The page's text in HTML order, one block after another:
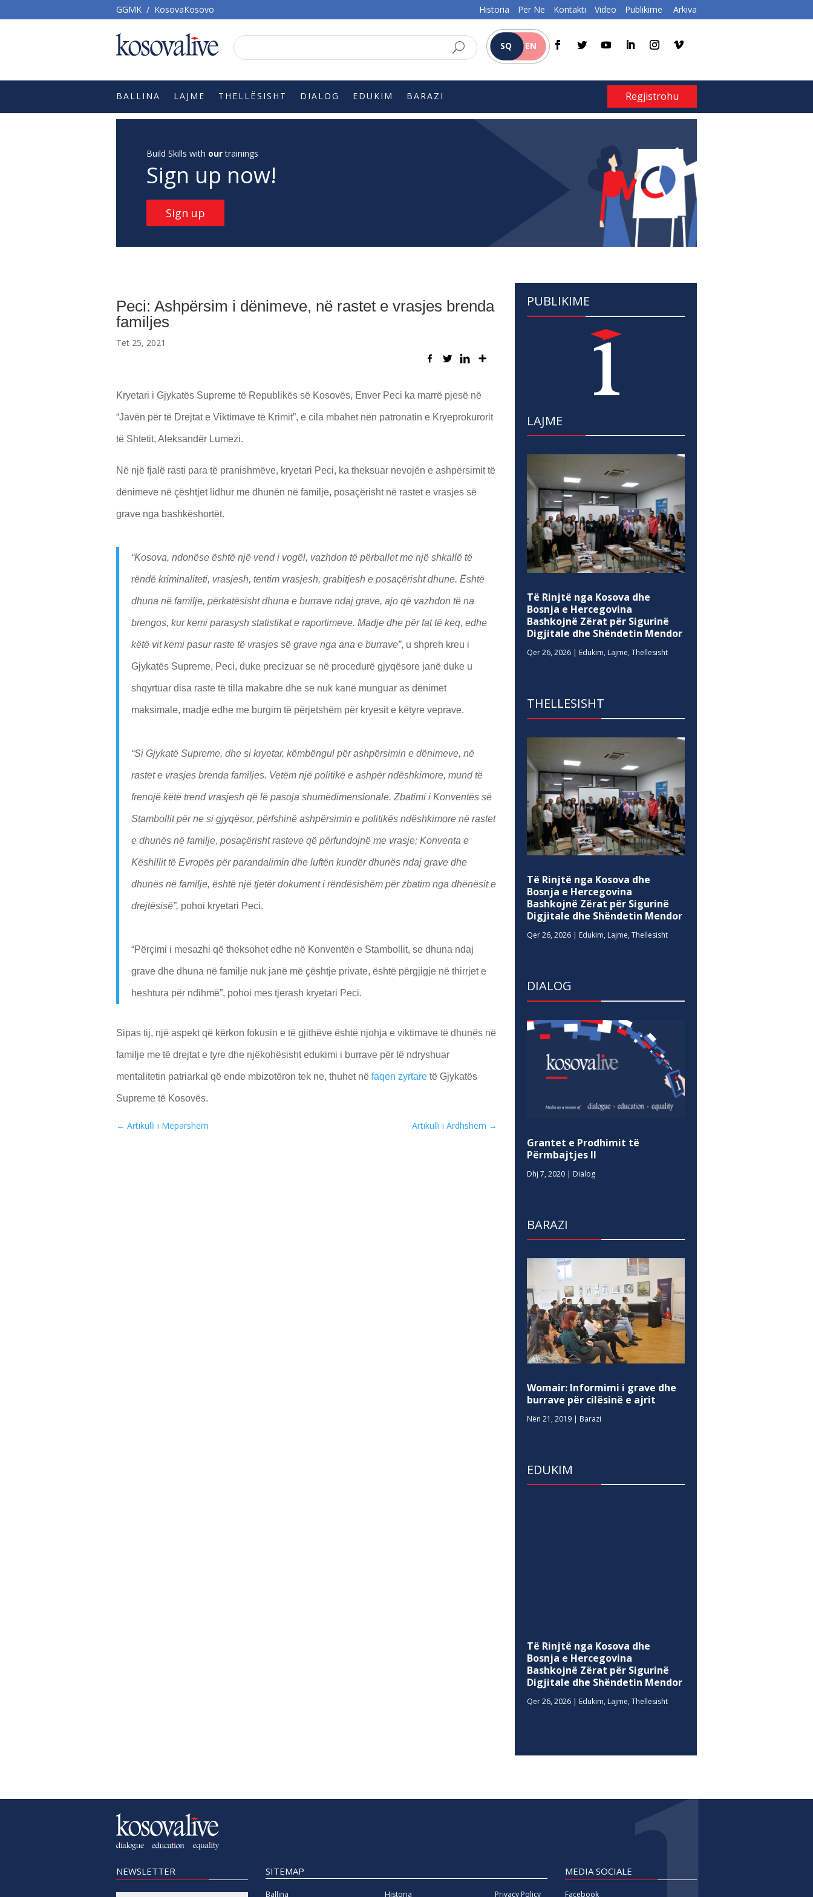
GGMK / KosovaKosovo Historia Për Ne Kontakti Video Publikime Arkiva
SQ EN
BALLINA LAJME THELLËSISHT DIALOG EDUKIM BARAZI Regjistrohu
Build Skills with ourtrainings
Sign up now!
Sign up
Peci: Ashpërsim i dënimeve, në rastet e vrasjes brenda
familjes
Tet 25, 2021
Kryetari i Gjykatës Supreme të Republikës së Kosovës, Enver Peci ka marrë pjesë në
“Javën për të Drejtat e Viktimave të Krimit”, e cila mbahet nën patronatin e Kryeprokurorit
të Shtetit, Aleksandër Lumezi.
Në një fjalë rasti para të pranishmëve, kryetari Peci, ka theksuar nevojën e ashpërsimit të
dënimeve në çështjet lidhur me dhunën në familje, posaçërisht në rastet e vrasjes së
grave nga bashkëshortët.
“Kosova, ndonëse është një vend i vogël, vazhdon të përballet me një shkallë të
rëndë kriminaliteti, vrasjesh, tentim vrasjesh, grabitjesh e posaçërisht dhune. Është
dhuna në familje, përkatësisht dhuna e burrave ndaj grave, ajo që vazhdon të na
brengos, kur kemi parasysh statistikat e raportimeve. Madje dhe për fat të keq, edhe
këtë vit kemi pasur raste të vrasjes së grave nga ana e burrave”, u shpreh kreu i
Gjykatës Supreme, Peci, duke precizuar se në procedurë gjyqësore janë duke u
shqyrtuar disa raste të tilla makabre dhe se nuk kanë munguar as dënimet
maksimale, madje edhe me burgim të përjetshëm për kryesit e këtyre veprave.
“Si Gjykatë Supreme, dhe si kryetar, këmbëngul për ashpërsimin e dënimeve, në
rastet e vrasjes brenda familjes. Vetëm një politikë e ashpër ndëshkimore, mund të
frenojë këtë trend vrasjesh që lë pasoja shumëdimensionale. Zbatimi i Konventës së
Stambollit për ne si gjyqësor, përfshinë ashpërsimin e politikës ndëshkimore në rastet
e dhunës në familje, posaçërisht rasteve që përfundojnë me vrasje; Konventa e
Këshillit të Evropës për parandalimin dhe luftën kundër dhunës ndaj grave dhe
dhunës në familje, është një tjetër dokument i rëndësishëm për zbatim nga dhënësit e
drejtësisë”, pohoi kryetari Peci.
“Përçimi i mesazhi që theksohet edhe në Konventën e Stambollit, se dhuna ndaj
grave dhe dhuna në familje nuk janë më çështje private, është përgjigje në thirrjet e
heshtura për ndihmë”, pohoi mes tjerash kryetari Peci.
Sipas tij, një aspekt që kërkon fokusin e të gjithëve është njohja e viktimave të dhunës në
familje me të drejtat e tyre dhe njëkohësisht edukimi i burrave për të ndryshuar
mentalitetin patriarkal që ende mbizotëron tek ne, thuhet në faqen zyrtare të Gjykatës
Supreme të Kosovës.
← Artikulli i Mëparshëm Artikulli i Ardhshëm →
PUBLIKIME
LAJME
Të Rinjtë nga Kosova dhe
Bosnja e Hercegovina
Bashkojnë Zërat për Sigurinë
Digjitale dhe Shëndetin Mendor
Qer 26, 2026 | Edukim, Lajme,Thellesisht
THELLESISHT
Të Rinjtë nga Kosova dhe
Bosnja e Hercegovina
Bashkojnë Zërat për Sigurinë
Digjitale dhe Shëndetin Mendor
Qer 26, 2026 | Edukim, Lajme,Thellesisht
DIALOG
Grantet e Prodhimit të
Përmbajtjes II
Dhj 7, 2020 | Dialog
BARAZI
Womair: Informimi i grave dhe
burrave për cilësinë e ajrit
Nën 21, 2019 | Barazi
EDUKIM
Të Rinjtë nga Kosova dhe
Bosnja e Hercegovina
Bashkojnë Zërat për Sigurinë
Digjitale dhe Shëndetin Mendor
Qer 26, 2026 | Edukim, Lajme,Thellesisht
NEWSLETTER SITEMAP
Ballina Historia Privacy Policy
MEDIA SOCIALE
Facebook